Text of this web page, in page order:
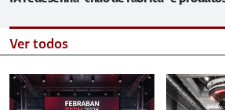
Ver todos